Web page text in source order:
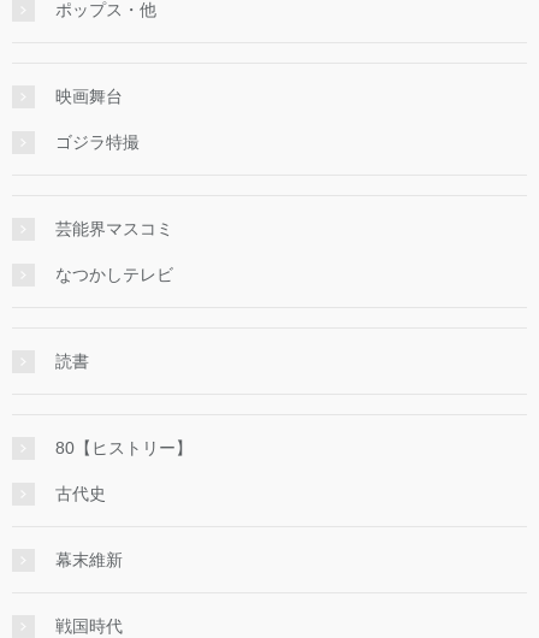
ポップス・他
映画舞台
ゴジラ特撮
芸能界マスコミ
なつかしテレビ
読書
80【ヒストリー】
古代史
幕末維新
戦国時代